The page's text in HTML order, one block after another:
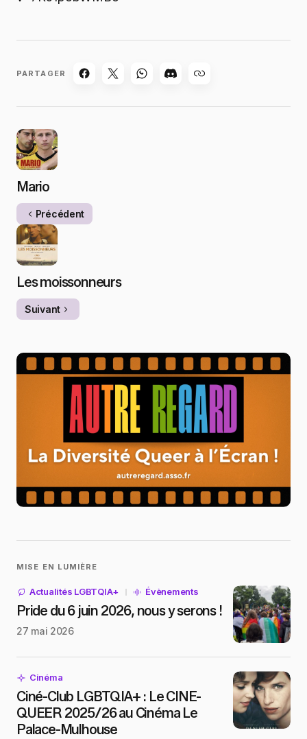
PARTAGER
Mario
Précédent
Les moissonneurs
Suivant
MISE EN LUMIÈRE
Actualités LGBTQIA+ Évènements
Pride du 6 juin 2026, nous y serons !
27 mai 2026
Cinéma
Ciné-Club LGBTQIA+ : Le CINE-
QUEER 2025/26 au Cinéma Le
Palace-Mulhouse